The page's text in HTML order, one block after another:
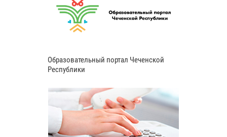
Образовательный портал Чеченской
Республики